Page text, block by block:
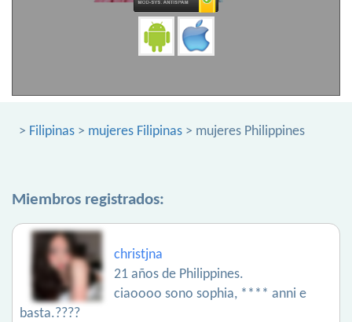
> Filipinas > mujeres Filipinas > mujeres Philippines
Miembros registrados:
christjna
21 años de Philippines.
ciaoooo sono sophia, **** anni e
basta.????